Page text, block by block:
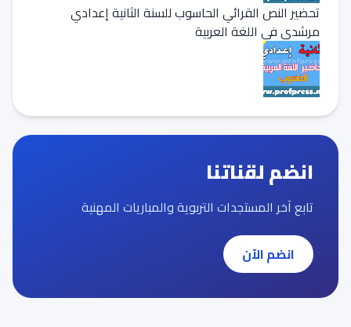
تحضير النص القرائي الحاسوب للسنة الثانية إعدادي
مرشدي في اللغة العربية
انضم لقناتنا
تابع آخر المستجدات التربوية والمباريات المهنية
انضم الآن